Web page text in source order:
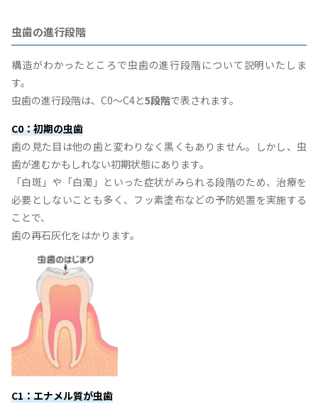
虫歯の進行段階
構造がわかったところで虫歯の進行段階について説明いたしま
す。
虫歯の進行段階は、C0〜C4と5段階で表されます。
C0：初期の虫歯
歯の見た目は他の歯と変わりなく黒くもありません。しかし、虫
歯が進むかもしれない初期状態にあります。
「白斑」や「白濁」といった症状がみられる段階のため、治療を
必要としないことも多く、フッ素塗布などの予防処置を実施する
ことで、
歯の再石灰化をはかります。
C1：エナメル質が虫歯